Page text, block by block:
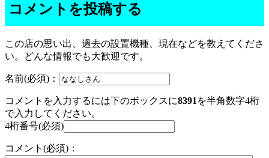
コメントを投稿する
この店の思い出、過去の設置機種、現在などを教えてくださ
い。どんな情報でも大歓迎です。
名前(必須)：
コメントを入力するには下のボックスに8391 を半角数字4桁
で入力してください。
4桁番号(必須)
コメント(必須)：